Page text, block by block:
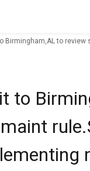
Birmingham,AL to
to